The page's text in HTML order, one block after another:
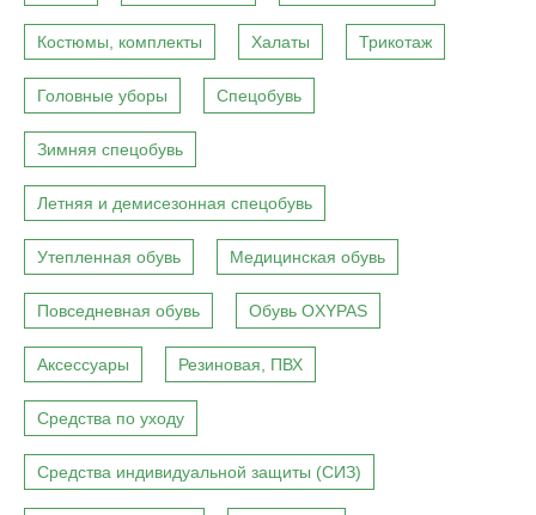
Костюмы, комплекты Халаты Трикотаж
Головные уборы Спецобувь
Зимняя спецобувь
Летняя и демисезонная спецобувь
Утепленная обувь Медицинская обувь
Повседневная обувь Обувь OXYPAS
Аксессуары Резиновая, ПВХ
Средства по уходу
Средства индивидуальной защиты (СИЗ)